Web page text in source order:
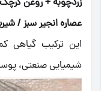
زردچوبه + روغن کرچک
عصاره انجیر سبز /
این ترکیب گیاهی
شیمیایی صنعتی،